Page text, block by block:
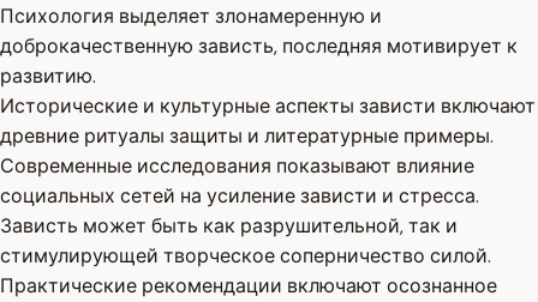
Психология выделяет злонамеренную и
доброкачественную зависть, последняя мотивирует к
развитию.
Исторические и культурные аспекты зависти включают
древние ритуалы защиты и литературные примеры.
Современные исследования показывают влияние
социальных сетей на усиление зависти и стресса.
Зависть может быть как разрушительной, так и
стимулирующей творческое соперничество силой.
Практические рекомендации включают осознанное